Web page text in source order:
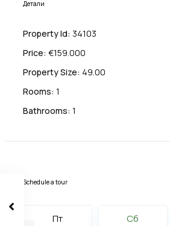
Детали
Property Id: 34103
Price: €159.000
Property Size: 49.00
Rooms: 1
Bathrooms: 1
Schedule a tour
Пт Сб